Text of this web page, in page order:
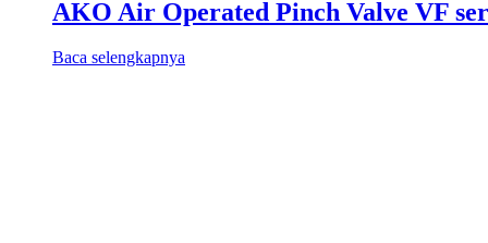
AKO Air Operated Pinch Valve VF
Baca selengkapnya